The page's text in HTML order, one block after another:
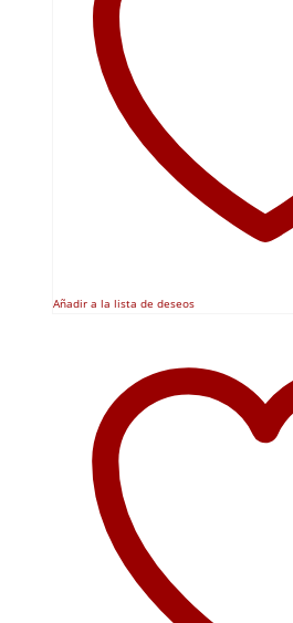
Añadir a la lista de deseos